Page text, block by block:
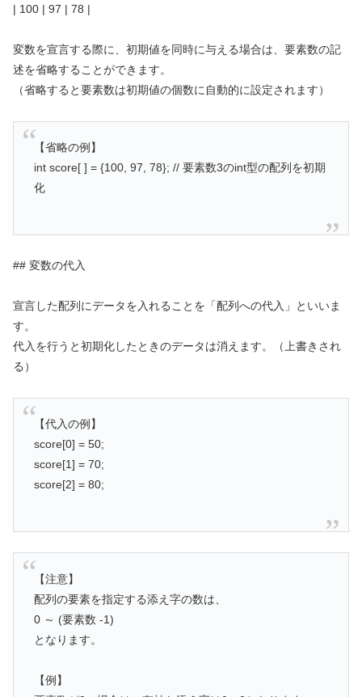
| 100 | 97 | 78 |
変数を宣言する際に、初期値を同時に与える場合は、要素数の記
述を省略することができます。
（省略すると要素数は初期値の個数に自動的に設定されます）
【省略の例】
int score[ ] = {100, 97, 78}; // 要素数3のint型の配列を初期
化
## 変数の代入
宣言した配列にデータを入れることを「配列への代入」といいま
す。
代入を行うと初期化したときのデータは消えます。（上書きされ
る）
【代入の例】
score[0] = 50;
score[1] = 70;
score[2] = 80;
【注意】
配列の要素を指定する添え字の数は、
0 ～ (要素数 -1)
となります。
【例】